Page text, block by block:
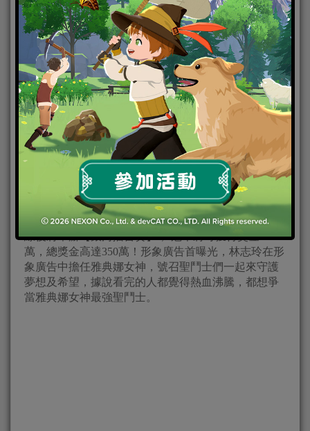
2019-02-21|Android,IOS,好康活動 手機遊戲,焦點新聞
聖鬥士星矢：覺醒
號召地表最強聖鬥士【銀河擂台賽】冠軍獎金200萬
車田正美老師正版大作 豪華聲優陣容獻聲遊戲
史上最強競技RPG 安卓搶先刪檔封測
女神形象深植人心的林志玲，受邀擔任手遊【聖鬥士
星矢：覺醒】代言人，這款遊戲甫展開預約登錄，短
短七天時間預約人數隨即突破15萬人次。林志玲也代
表Gamamobi遊戲平台宣佈【聖鬥士星矢：覺醒】在上
線後將舉辦【銀河擂台賽】， 冠軍將可獲得獎金200
萬，總獎金高達350萬！形象廣告首曝光，林志玲在形
象廣告中擔任雅典娜女神，號召聖鬥士們一起來守護
夢想及希望，據說看完的人都覺得熱血沸騰，都想爭
當雅典娜女神最強聖鬥士。